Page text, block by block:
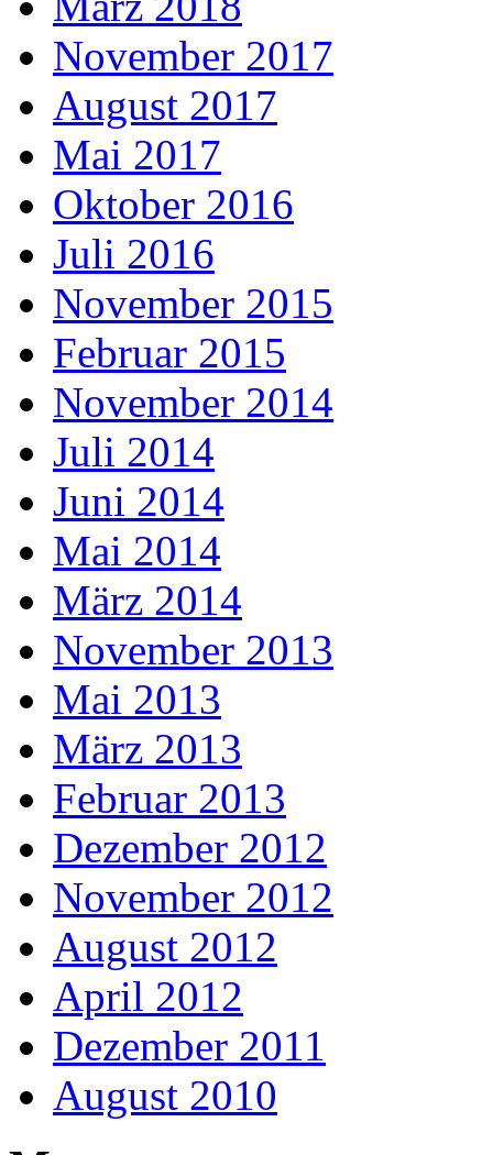
November 2017
August 2017
Mai 2017
Oktober 2016
Juli 2016
November 2015
Februar 2015
November 2014
Juli 2014
Juni 2014
Mai 2014
März 2014
November 2013
Mai 2013
März 2013
Februar 2013
Dezember 2012
November 2012
August 2012
April 2012
Dezember 2011
August 2010